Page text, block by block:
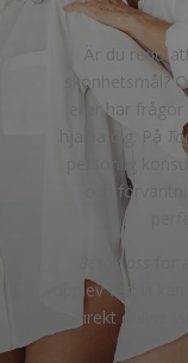
Är du redo
skönhetsmål?
eller har
hjälpa dig. På
personlig
och
Besök oss
för
upplev vad vi
direkt online